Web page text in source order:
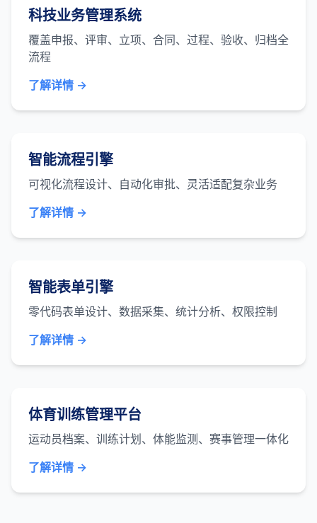
科技业务管理系统
覆盖申报、评审、立项、合同、过程、验收、归档全
流程
了解详情 →
智能流程引擎
可视化流程设计、自动化审批、灵活适配复杂业务
了解详情 →
智能表单引擎
零代码表单设计、数据采集、统计分析、权限控制
了解详情 →
体育训练管理平台
运动员档案、训练计划、体能监测、赛事管理一体化
了解详情 →